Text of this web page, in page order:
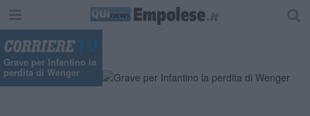
Grave per Infantino la
perdita di Wenger